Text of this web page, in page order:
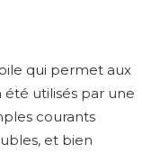
qui permet aux
été utilisés par une
courants
et bien